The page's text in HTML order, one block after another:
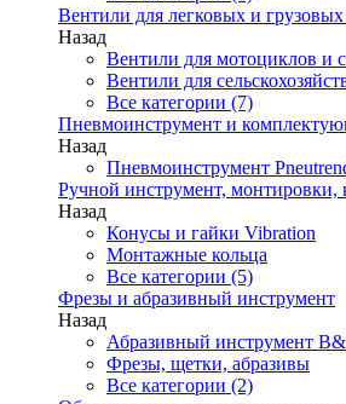
Вентили для легковых и грузовых
Назад
Вентили для мотоциклов и
Вентили для
Все категории (7)
Пневмоинструмент и
Назад
Пневмоинструмент
Ручной инструмент, монтировки,
Назад
Конусы и гайки Vibration
Монтажные кольца
Все категории (5)
Фрезы и абразивный инструмент
Назад
Абразивный инструмент
Фрезы, щетки, абразивы
Все категории (2)